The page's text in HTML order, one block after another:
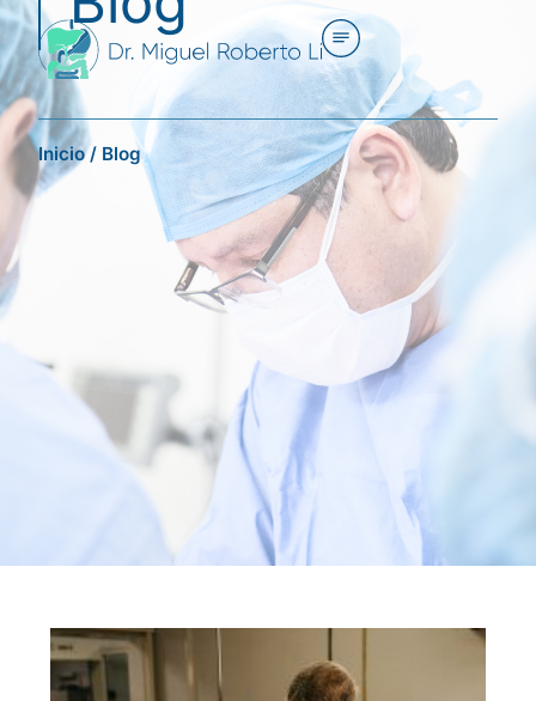
Inicio/ Blog